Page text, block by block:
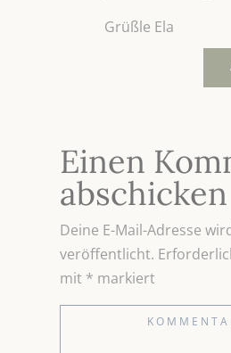
Grüßle Ela
Einen
abschicken
Deine E-Mail-Adresse
veröffentlicht.
mit * markiert